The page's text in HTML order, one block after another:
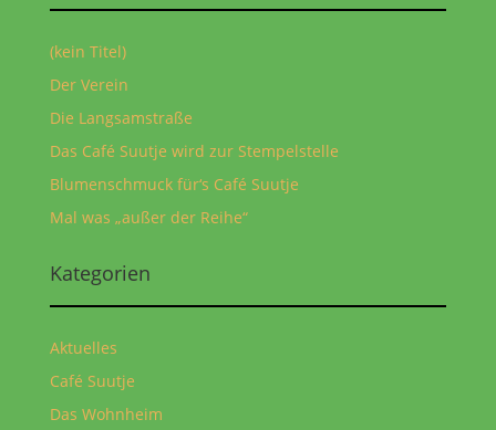
(kein Titel)
Der Verein
Die Langsamstraße
Das Café Suutje wird zur Stempelstelle
Blumenschmuck für‘s Café Suutje
Mal was „außer der Reihe“
Kategorien
Aktuelles
Café Suutje
Das Wohnheim